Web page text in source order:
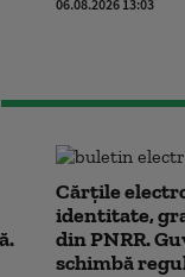
06.08.2026 13:03
Cărțile
identitate,
din PNRR.
schimbă